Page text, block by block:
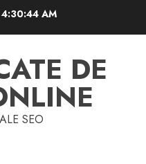
4:30:45 AM
DE
SEO